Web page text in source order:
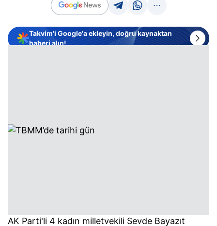
Takvim'i Google'a ekleyin, doğru kaynaktan
haberi alın!
AK Parti'li 4 kadın milletvekili Sevde Bayazıt